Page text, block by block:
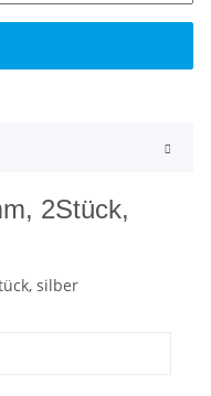
2Stück,
silber